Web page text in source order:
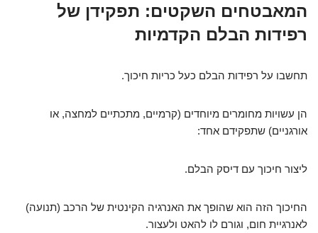
המאבטחים השקטים: תפקידן של
רפידות הבלם הקדמיות
תחשבו על רפידות הבלם כעל כריות חיכוך.
הן עשויות מחומרים מיוחדים (קרמיים, מתכתיים למחצה, או
אורגניים) שתפקידם אחד:
ליצור חיכוך עם דיסק הבלם.
החיכוך הזה הוא שהופך את האנרגיה הקינטית של הרכב (תנועה)
לאנרגיית חום, וגורם לו להאט ולעצור.